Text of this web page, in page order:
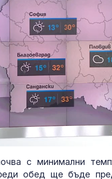
:
с минимални
обед ще бъде